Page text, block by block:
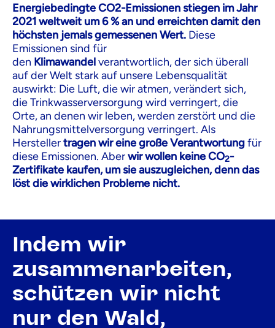
Energiebedingte CO2-Emissionen stiegen im Jahr
2021 weltweit um 6 % an und erreichten damit den
höchsten jemals gemessenen Wert. Diese
Emissionen sind für
den Klimawandelverantwortlich, der sich überall
auf der Welt stark auf unsere Lebensqualität
auswirkt: Die Luft, die wir atmen, verändert sich,
die Trinkwasserversorgung wird verringert, die
Orte, an denen wir leben, werden zerstört und die
Nahrungsmittelversorgung verringert. Als
Herstellertragen wir eine große Verantwortungfür
diese Emissionen. Aberwir wollen keine CO2-
Zertifikate kaufen, um sie auszugleichen, denn das
löst die wirklichen Probleme nicht.
Indem wir
zusammenarbeiten,
schützen wir nicht
nur den Wald,